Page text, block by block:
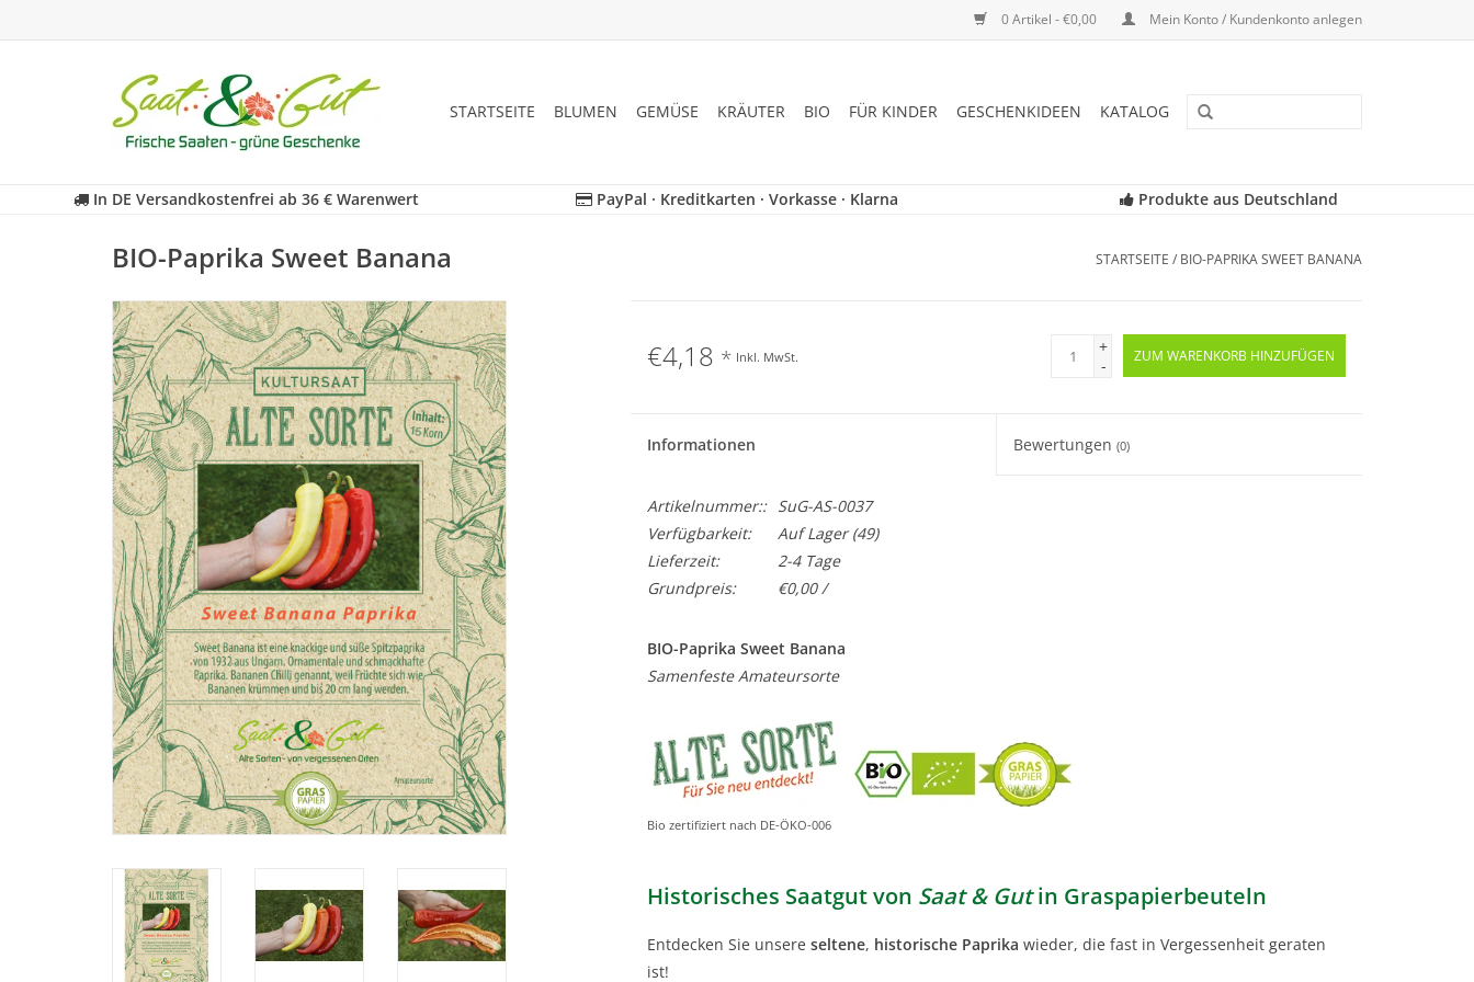
0 Artikel - €0,00 Mein Konto / Kundenkonto anlegen
STARTSEITE BLUMEN GEMÜSE KRÄUTER BIO FÜR KINDER GESCHENKIDEEN KATALOG
In DE Versandkostenfrei ab 36 € Warenwert PayPal · Kreditkarten · Vorkasse · Klarna Produkte aus Deutschland
BIO-Paprika Sweet Banana STARTSEITE / BIO-PAPRIKA SWEET BANANA
€4,18 * Inkl. MwSt.
+
-
ZUM WARENKORB HINZUFÜGEN
Informationen Bewertungen(0)
Artikelnummer::
SuG-AS-0037
Verfügbarkeit:
Auf Lager(49)
Lieferzeit:
2-4 Tage
Grundpreis:
€0,00 /
BIO-Paprika Sweet Banana
Samenfeste Amateursorte
Bio zertifiziert nach DE-ÖKO-006
Historisches Saatgut von Saat & Gutin Graspapierbeuteln
Entdecken Sie unsere seltene, historische Paprika wieder, die fast in Vergessenheit geraten
ist!